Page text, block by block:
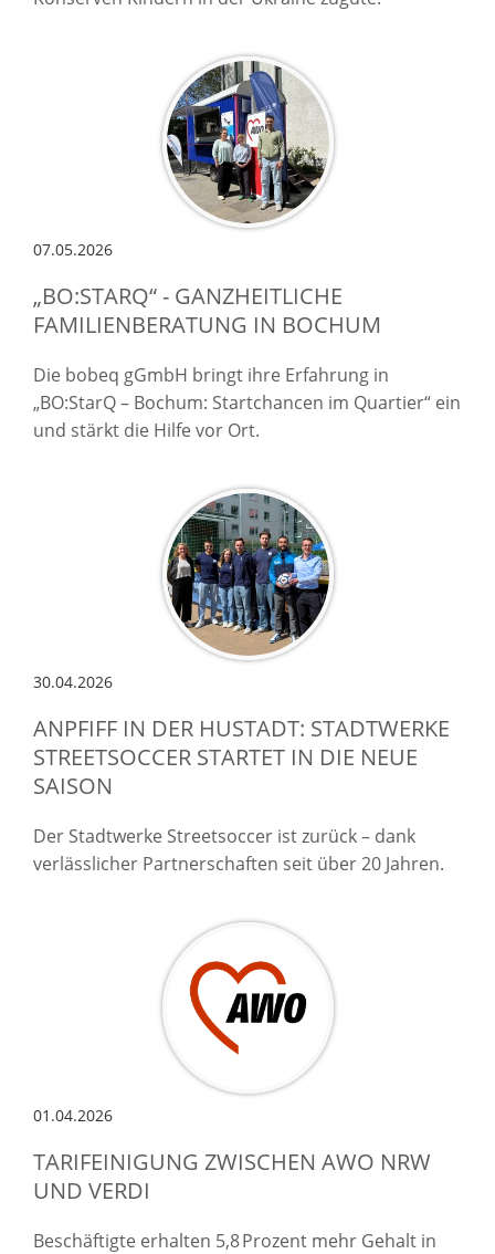
07.05.2026
„BO:STARQ“ - GANZHEITLICHE
FAMILIENBERATUNG IN BOCHUM
Die bobeq gGmbH bringt ihre Erfahrung in
„BO:StarQ – Bochum: Startchancen im Quartier“ ein
und stärkt die Hilfe vor Ort.
30.04.2026
ANPFIFF IN DER HUSTADT: STADTWERKE
STREETSOCCER STARTET IN DIE NEUE
SAISON
Der Stadtwerke Streetsoccer ist zurück – dank
verlässlicher Partnerschaften seit über 20 Jahren.
01.04.2026
TARIFEINIGUNG ZWISCHEN AWO NRW
UND VERDI
Beschäftigte erhalten 5,8 Prozent mehr Gehalt in